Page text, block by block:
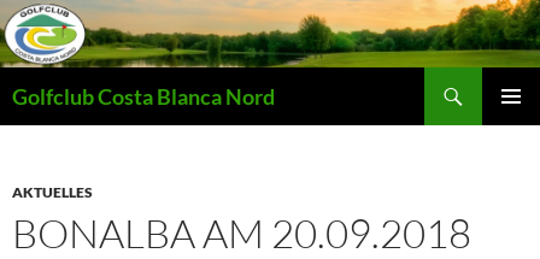
Zum
Inhalt
springen
Golfclub Costa Blanca Nord
AKTUELLES
BONALBA AM 20.09.2018